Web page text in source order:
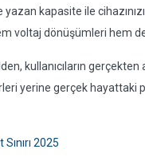
kapasite ile
voltaj dönüşümleri hem de
kullanıcıların
yerine gerçek hayattaki
2025